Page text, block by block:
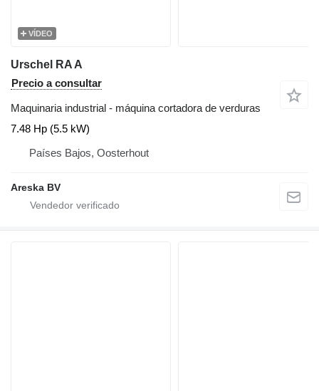
VÍDEO
Urschel RA A
Precio a consultar
Maquinaria industrial - máquina cortadora de verduras
7.48 Hp (5.5 kW)
Países Bajos, Oosterhout
Areska BV